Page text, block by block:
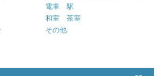
電車 駅
和室 茶室
その他